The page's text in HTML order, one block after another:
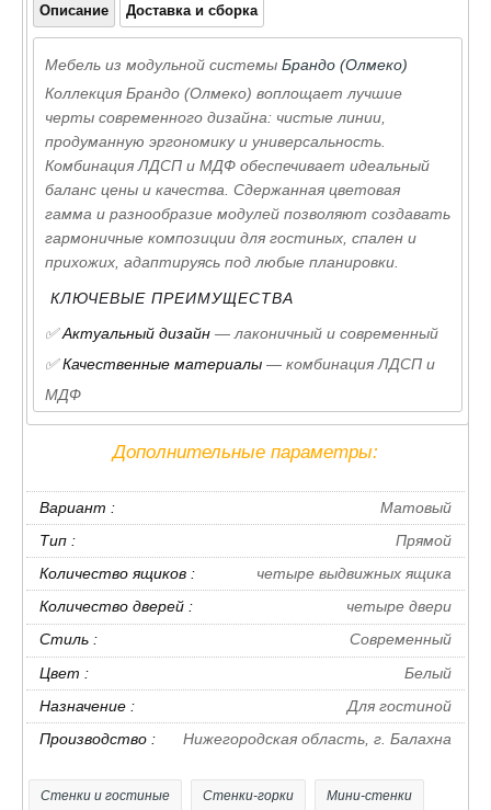
Описание Доставка и сборка
Мебель из модульной системы Брандо (Олмеко)
Коллекция Брандо (Олмеко) воплощает лучшие
черты современного дизайна: чистые линии,
продуманную эргономику и универсальность.
Комбинация ЛДСП и МДФ обеспечивает идеальный
баланс цены и качества. Сдержанная цветовая
гамма и разнообразие модулей позволяют создавать
гармоничные композиции для гостиных, спален и
прихожих, адаптируясь под любые планировки.
КЛЮЧЕВЫЕ ПРЕИМУЩЕСТВА
✅Актуальный дизайн — лаконичный и современный
✅Качественные материалы — комбинация ЛДСП и
МДФ
✅Функциональность— продуманные системы
хранения
помещений
✅Практичность
— износостойкие поверхности,
легкий уход
✅Быстрая доставка
— по Москве за 2-4 дня
- Материал изделия ЛДСП соответствующий всем
стандартам качества
- Комплектация четыре двери ( четыре глухих )
- четыре выдвижных ящика с использованием
закрывания, дно ящика выполнено из ЛДВП в цвет
Дополнительные параметры:
Вариант :
Матовый
Тип :
Прямой
Количество ящиков :
четыре выдвижных ящика
Количество дверей :
четыре двери
Стиль :
Современный
Цвет :
Белый
Назначение :
Для гостиной
Производство :
Нижегородская область, г. Балахна
Стенки и гостиные Стенки-горки Мини-стенки